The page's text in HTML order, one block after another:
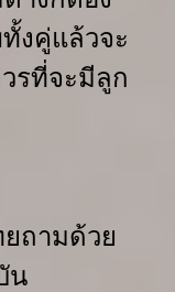
งคู่แล้วจะ
รที่จะมีลูก
ถามด้วย
น